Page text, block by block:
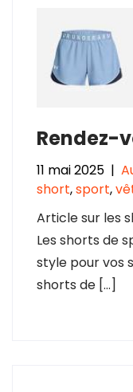
Rendez-
11 mai 2025 |
short,sport,
Article sur les
Les shorts de
style pour vos
shorts de […]